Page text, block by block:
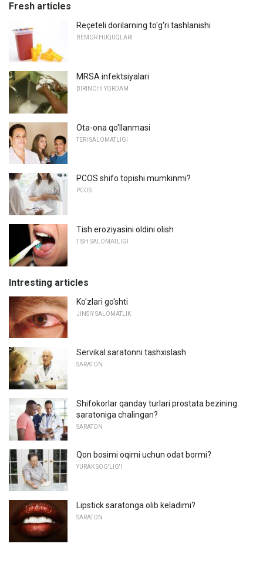
Fresh articles
Reçeteli dorilarning to'g'ri tashlanishi
BEMOR HUQUQLARI
MRSA infektsiyalari
BIRINCHI YORDAM
Ota-ona qo'llanmasi
TERI SALOMATLIGI
PCOS shifo topishi mumkinmi?
PCOS
Tish eroziyasini oldini olish
TISH SALOMATLIGI
Intresting articles
Ko'zlari go'shti
JINSIY SALOMATLIK
Servikal saratonni tashxislash
SARATON
Shifokorlar qanday turlari prostata bezining
saratoniga chalingan?
SARATON
Qon bosimi oqimi uchun odat bormi?
YURAK SOG'LIG'I
Lipstick saratonga olib keladimi?
SARATON